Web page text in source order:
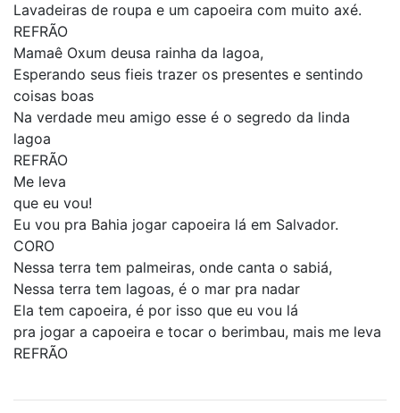
Lavadeiras de roupa e um capoeira com muito axé.
REFRÃO
Mamaê Oxum deusa rainha da lagoa,
Esperando seus fieis trazer os presentes e sentindo
coisas boas
Na verdade meu amigo esse é o segredo da linda
lagoa
REFRÃO
Me leva
que eu vou!
Eu vou pra Bahia jogar capoeira lá em Salvador.
CORO
Nessa terra tem palmeiras, onde canta o sabiá,
Nessa terra tem lagoas, é o mar pra nadar
Ela tem capoeira, é por isso que eu vou lá
pra jogar a capoeira e tocar o berimbau, mais me leva
REFRÃO